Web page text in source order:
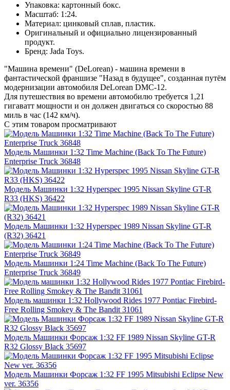
Упаковка: картонный бокс.
Масштаб: 1:24.
Материал: цинковый сплав, пластик.
Оригинальный и официально лицензированный
продукт.
Бренд: Jada Toys.
"Машина времени" (DeLorean) - машина времени в
фантастической франшизе "Назад в будущее", созданная путём
модернизации автомобиля DeLorean DMC-12.
Для путешествия во времени автомобилю требуется 1,21
гигаватт мощности и он должен двигаться со скоростью 88
миль в час (142 км/ч).
С этим товаром просматривают
Модель Машинки 1:32 Time Machine (Back To The Future)
Enterprise Truck 36848
Модель Машинки 1:32 Hyperspec 1995 Nissan Skyline GT-R
R33 (HKS) 36422
Модель Машинки 1:32 Hyperspec 1989 Nissan Skyline GT-R
(R32) 36421
Модель Машинки 1:24 Time Machine (Back To The Future)
Enterprise Truck 36849
Модель машинки 1:32 Hollywood Rides 1977 Pontiac Firebird-
Free Rolling Smokey & The Bandit 31061
Модель Машинки Форсаж 1:32 FF 1989 Nissan Skyline GT-R
R32 Glossy Black 35697
Модель Машинки Форсаж 1:32 FF 1995 Mitsubishi Eclipse New
ver. 36356